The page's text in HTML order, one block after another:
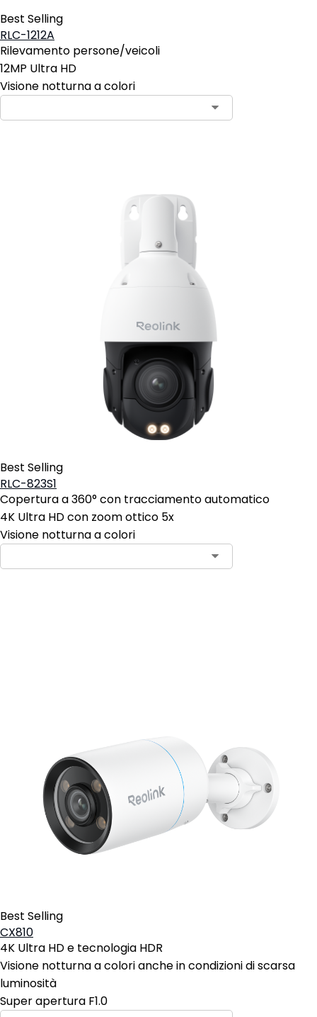
Best Selling
RLC-1212A
Rilevamento persone/veicoli
12MP Ultra HD
Visione notturna a colori
Best Selling
RLC-823S1
Copertura a 360° con tracciamento automatico
4K Ultra HD con zoom ottico 5x
Visione notturna a colori
Best Selling
CX810
4K Ultra HD e tecnologia HDR
Visione notturna a colori anche in condizioni di scarsa
luminosità
Super apertura F1.0